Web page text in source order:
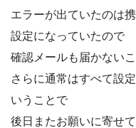
エラーが出ていたのは
設定になっていたので
確認メールも届かない
さらに通常はすべて設
いうことで
後日またお願いに寄せ